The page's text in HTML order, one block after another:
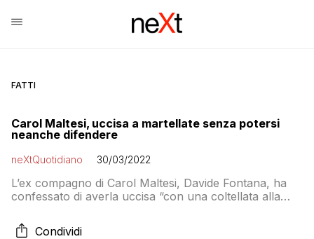
FATTI
Carol Maltesi, uccisa a martellate senza potersi
neanche difendere
neXtQuotidiano 30/03/2022
L’ex compagno di Carol Maltesi, Davide Fontana, ha
confessato di averla uccisa “con una coltellata alla
durante un rapporto sessuale
Condividi